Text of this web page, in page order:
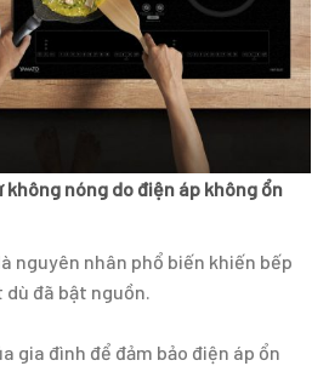
không nóng do điện áp không ổn
nguyên nhân phổ biến khiến bếp
đã bật nguồn.
gia đình để đảm bảo điện áp ổn